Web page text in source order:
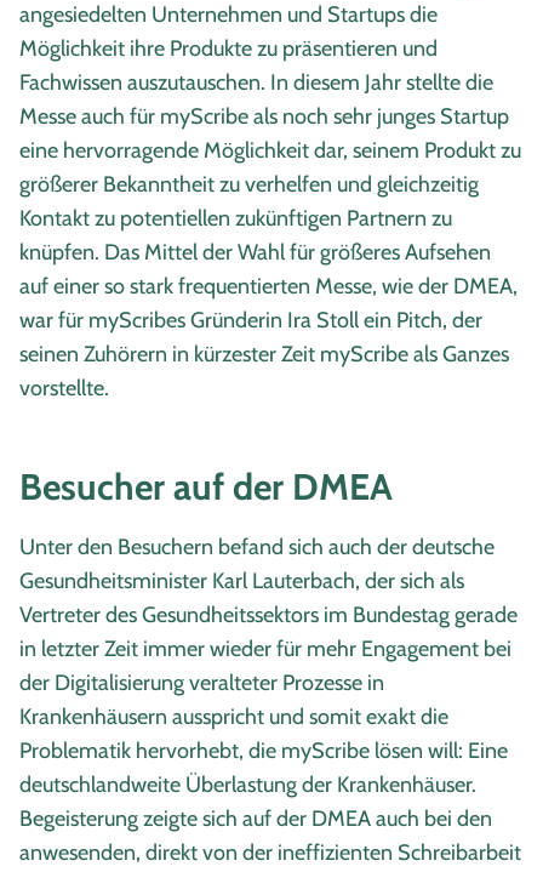
angesiedelten Unternehmen und Startups die
Möglichkeit ihre Produkte zu präsentieren und
Fachwissen auszutauschen. In diesem Jahr stellte die
Messe auch für myScribe als noch sehr junges Startup
eine hervorragende Möglichkeit dar, seinem Produkt zu
größerer Bekanntheit zu verhelfen und gleichzeitig
Kontakt zu potentiellen zukünftigen Partnern zu
knüpfen. Das Mittel der Wahl für größeres Aufsehen
auf einer so stark frequentierten Messe, wie der DMEA,
war für myScribes Gründerin Ira Stoll ein Pitch, der
seinen Zuhörern in kürzester Zeit myScribe als Ganzes
vorstellte.
Besucher auf der DMEA
Unter den Besuchern befand sich auch der deutsche
Gesundheitsminister Karl Lauterbach, der sich als
Vertreter des Gesundheitssektors im Bundestag gerade
in letzter Zeit immer wieder für mehr Engagement bei
der Digitalisierung veralteter Prozesse in
Krankenhäusern ausspricht und somit exakt die
Problematik hervorhebt, die myScribe lösen will: Eine
deutschlandweite Überlastung der Krankenhäuser.
Begeisterung zeigte sich auf der DMEA auch bei den
anwesenden, direkt von der ineffizienten Schreibarbeit